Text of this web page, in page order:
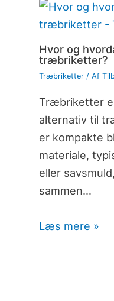
Hvor og
træbriketter?
Træbriketter/ Af
Træbriketter
alternativ til
er kompakte
materiale,
eller
sammen…
Læs mere »